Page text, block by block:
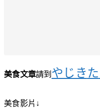
美食文章請到 やじきた
美食影片↓